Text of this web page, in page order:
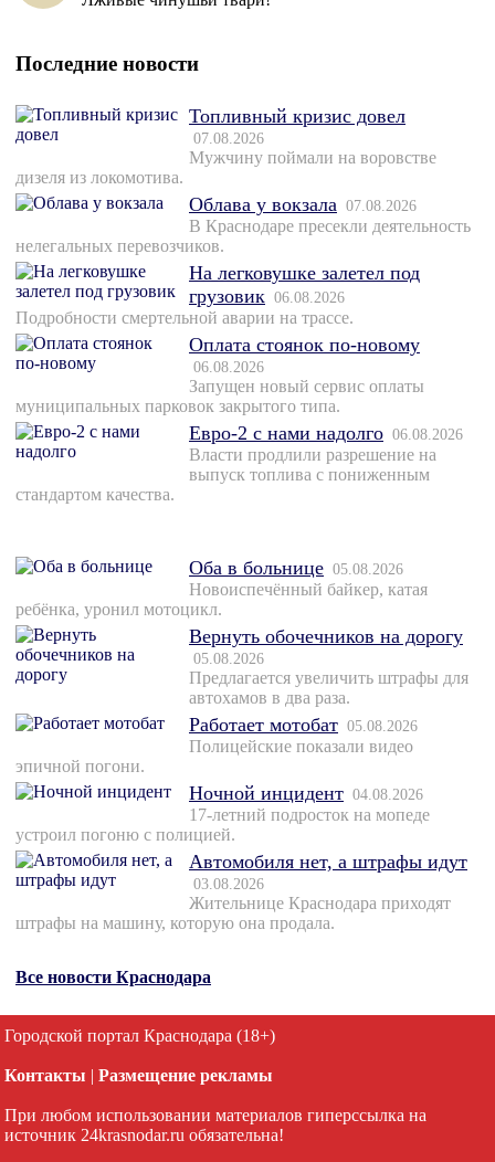
Последние новости
Топливный кризис довел
07.08.2026
Мужчину поймали на воровстве
дизеля из локомотива.
Облава у вокзала 07.08.2026
В Краснодаре пресекли деятельность
нелегальных перевозчиков.
На легковушке залетел под
грузовик 06.08.2026
Подробности смертельной аварии на трассе.
Оплата стоянок по-новому
06.08.2026
Запущен новый сервис оплаты
муниципальных парковок закрытого типа.
Евро-2 с нами надолго 06.08.2026
Власти продлили разрешение на
выпуск топлива с пониженным
стандартом качества.
Оба в больнице 05.08.2026
Новоиспечённый байкер, катая
ребёнка, уронил мотоцикл.
Вернуть обочечников на дорогу
05.08.2026
Предлагается увеличить штрафы для
автохамов в два раза.
Работает мотобат 05.08.2026
Полицейские показали видео
эпичной погони.
Ночной инцидент 04.08.2026
17-летний подросток на мопеде
устроил погоню с полицией.
Автомобиля нет, а штрафы идут
03.08.2026
Жительнице Краснодара приходят
штрафы на машину, которую она продала.
Все новости Краснодара
Городской портал Краснодара (18+)
Контакты | Размещение рекламы
При любом использовании материалов гиперссылка на
источник 24krasnodar.ru обязательна!